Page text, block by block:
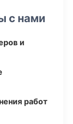
с нами
и
работ